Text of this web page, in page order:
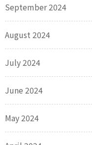
September 2024
August 2024
July 2024
June 2024
May 2024